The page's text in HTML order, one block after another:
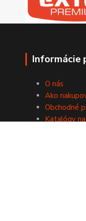
Informácie
O nás
Ako
Obchodné
Katalógy